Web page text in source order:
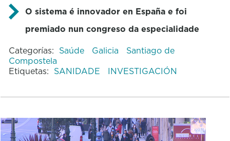
O sistema é innovador en España e foi
premiado nun congreso da especialidade
Categorías: Saúde Galicia
Santiago de
Compostela
Etiquetas: SANIDADE INVESTIGACIÓN